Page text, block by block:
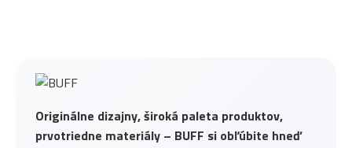
Originálne dizajny, široká paleta produktov,
prvotriedne materiály – BUFF si obľúbite hneď